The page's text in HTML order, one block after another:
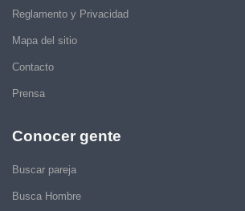
Reglamento y Privacidad
Mapa del sitio
Contacto
Prensa
Conocer gente
Buscar pareja
Busca Hombre